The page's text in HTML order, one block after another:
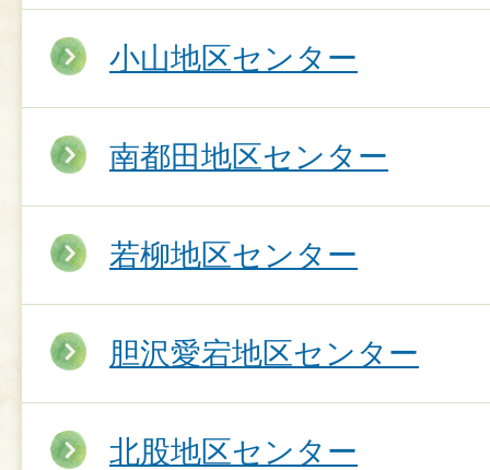
小山地区センター
南都田地区センター
若柳地区センター
胆沢愛宕地区センター
北股地区センター